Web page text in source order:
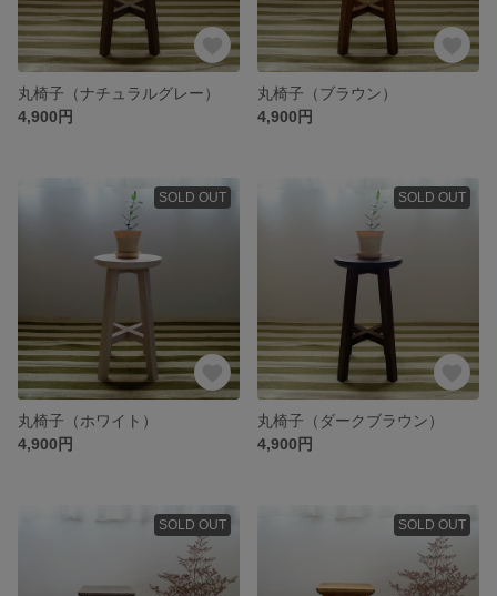
丸椅子（ナチュラルグレー）
4,900円
丸椅子（ブラウン）
4,900円
SOLD OUT
丸椅子（ホワイト）
4,900円
SOLD OUT
丸椅子（ダークブラウン）
4,900円
SOLD OUT SOLD OUT